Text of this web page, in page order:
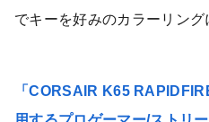
でキーを好みのカラーリング
「CORSAIR K65